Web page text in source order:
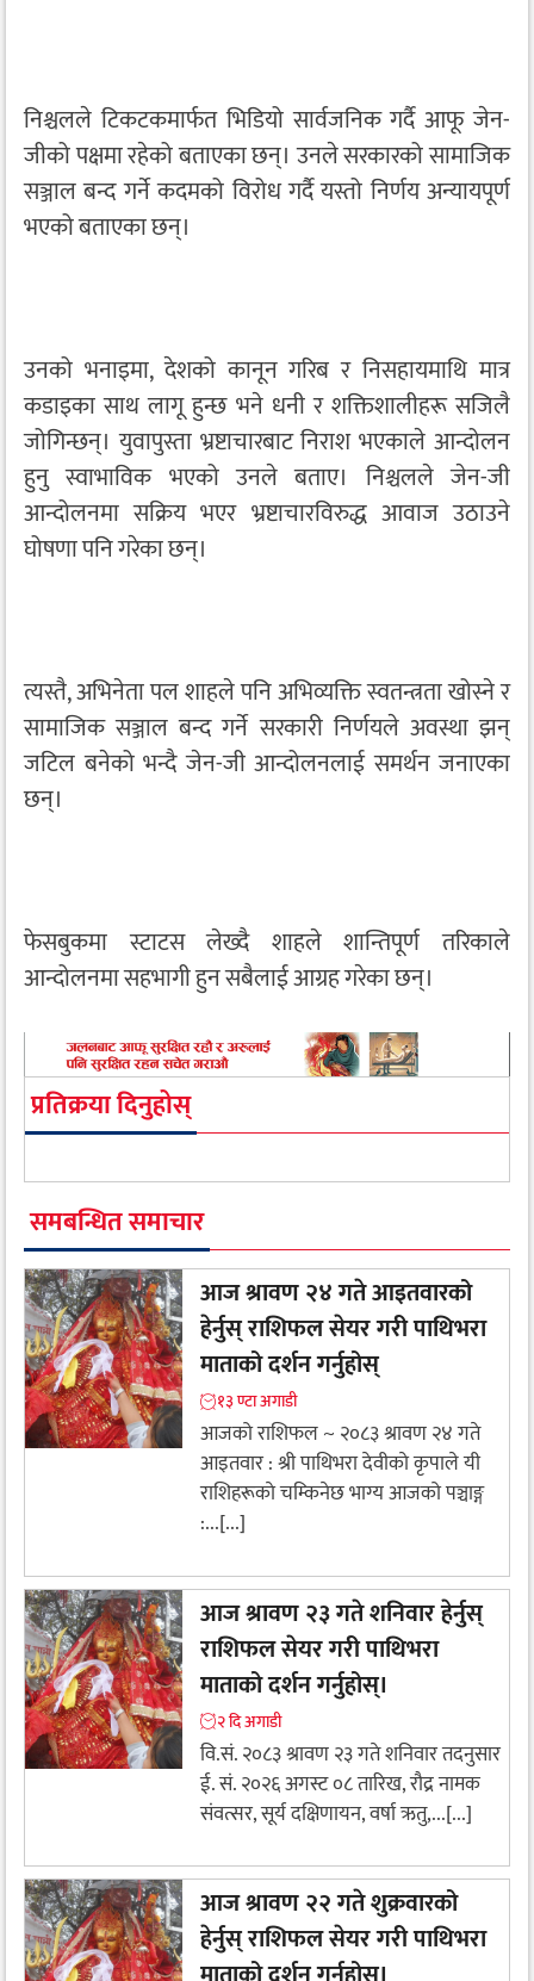
निश्चलले टिकटकमार्फत भिडियो सार्वजनिक गर्दै आफू जेन-
जीको पक्षमा रहेको बताएका छन्। उनले सरकारको सामाजिक
सञ्जाल बन्द गर्ने कदमको विरोध गर्दै यस्तो निर्णय अन्यायपूर्ण
भएको बताएका छन्।
उनको भनाइमा, देशको कानून गरिब र निसहायमाथि मात्र
कडाइका साथ लागू हुन्छ भने धनी र शक्तिशालीहरू सजिलै
जोगिन्छन्। युवापुस्ता भ्रष्टाचारबाट निराश भएकाले आन्दोलन
हुनु स्वाभाविक भएको उनले बताए। निश्चलले जेन-जी
आन्दोलनमा सक्रिय भएर भ्रष्टाचारविरुद्ध आवाज उठाउने
घोषणा पनि गरेका छन्।
त्यस्तै, अभिनेता पल शाहले पनि अभिव्यक्ति स्वतन्त्रता खोस्ने र
सामाजिक सञ्जाल बन्द गर्ने सरकारी निर्णयले अवस्था झन्
जटिल बनेको भन्दै जेन-जी आन्दोलनलाई समर्थन जनाएका
छन्।
फेसबुकमा स्टाटस लेख्दै शाहले शान्तिपूर्ण तरिकाले
आन्दोलनमा सहभागी हुन सबैलाई आग्रह गरेका छन्।
प्रतिक्रया दिनुहोस्
समबन्धित समाचार
आज श्रावण २४ गते आइतवारको
हेर्नुस् राशिफल सेयर गरी पाथिभरा
माताको दर्शन गर्नुहोस्
१३ ण्टा अगाडी
आजको राशिफल ~ २०८३ श्रावण २४ गते
आइतवार : श्री पाथिभरा देवीकाे कृपाले यी
राशिहरूकाे चम्किनेछ भाग्य आजको पञ्चाङ्ग
:...[...]
आज श्रावण २३ गते शनिवार हेर्नुस्
राशिफल सेयर गरी पाथिभरा
माताको दर्शन गर्नुहोस्।
२ दि अगाडी
वि.सं. २०८३ श्रावण २३ गते शनिवार तदनुसार
ई. सं. २०२६ अगस्ट ०८ तारिख, रौद्र नामक
संवत्सर, सूर्य दक्षिणायन, वर्षा ऋतु,...[...]
आज श्रावण २२ गते शुक्रवारको
हेर्नुस् राशिफल सेयर गरी पाथिभरा